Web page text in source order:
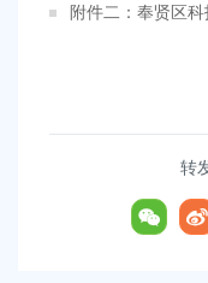
附件二：奉贤区
转